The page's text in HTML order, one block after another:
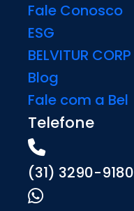
Fale Conosco
ESG
BELVITUR CORP
Blog
Fale com a Bel
Telefone
(31) 3290-9180